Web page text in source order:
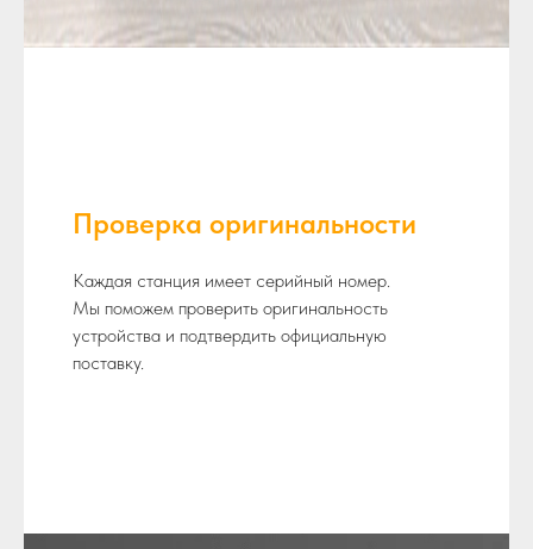
Проверка оригинальности
Каждая станция имеет серийный номер.
Мы поможем проверить оригинальность
устройства и подтвердить официальную
поставку.